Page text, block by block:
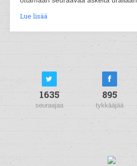
Lue lisää
1635
seuraajaa
895
tykkääjää